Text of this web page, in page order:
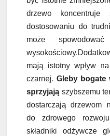
drzewo
dostosowaniu do
może
mają istotny wpływ
czarnej. Gleby bogate
sprzyjają szybszemu
dostarczają drzewom
do zdrowego
składniki odżywcze